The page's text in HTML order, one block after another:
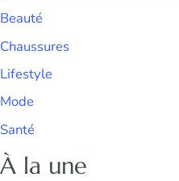
Beauté
Chaussures
Lifestyle
Mode
Santé
À la une